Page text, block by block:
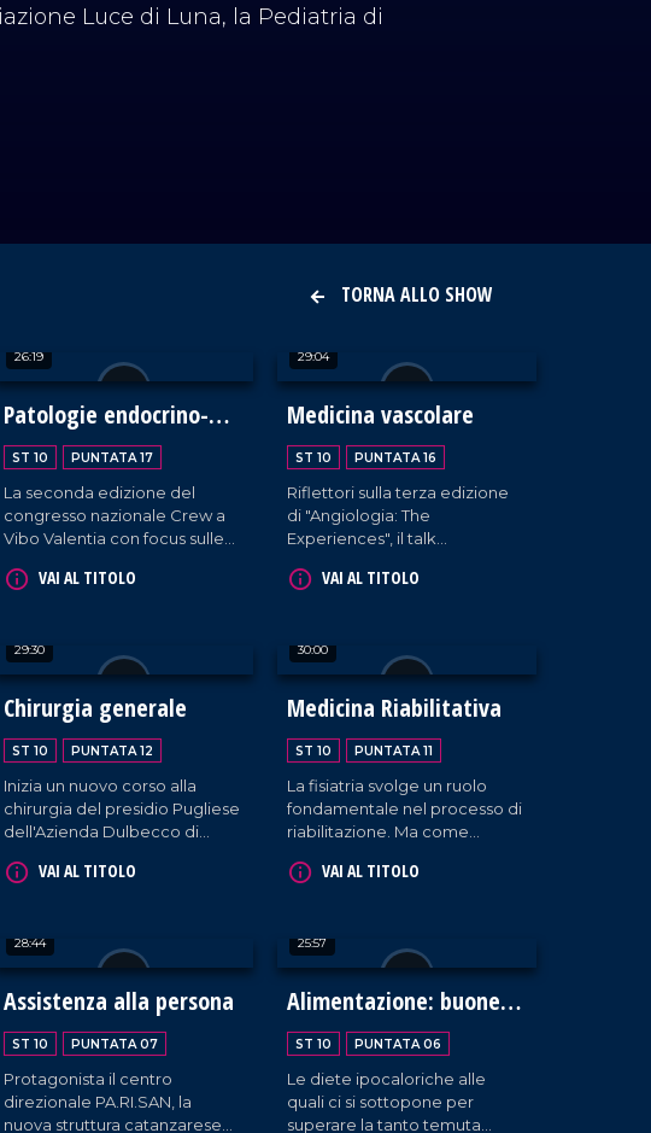
Luce di Luna, la Pediatria di
TORNA ALLO SHOW
26:19
Patologie endocrino-
metaboliche
ST 10 PUNTATA 17
La seconda edizione del
congresso nazionale Crew a
Vibo Valentia con focus sulle
terapeutiche per le patologie
VAI AL TITOLO
29:04
Medicina vascolare
ST 10 PUNTATA 16
Riflettori sulla terza edizione
di "Angiologia: The
Experiences", il talk
Diaco, specialista in
VAI AL TITOLO
29:30
Chirurgia generale
ST 10 PUNTATA 12
Inizia un nuovo corso alla
chirurgia del presidio Pugliese
dell'Azienda Dulbecco di
direttore Sebastiano
complessa e nel trapianto di
rene.
VAI AL TITOLO
30:00
Medicina Riabilitativa
ST 10 PUNTATA 11
La fisiatria svolge un ruolo
fondamentale nel processo di
riabilitazione. Ma come
migliorare la qualità di vita dei
con il professore di medicina
fisica e riabilitativa dell'Umg,
Alessandro De Sire.
VAI AL TITOLO
28:44
Assistenza alla persona
ST 10 PUNTATA 07
Protagonista il centro
direzionale PA.RI.SAN, la
nuova struttura catanzarese
25:57
Alimentazione: buone
pratiche e falsi miti
ST 10 PUNTATA 06
Le diete ipocaloriche alle
quali ci si sottopone per
superare la tanto temuta